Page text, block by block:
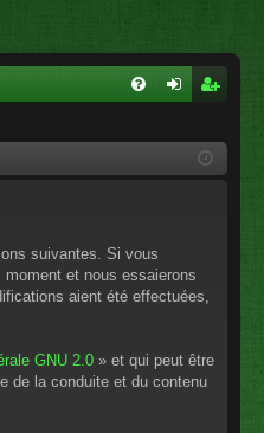
cri
suivantes. Si vous
et nous essaierons
aient été effectuées,
GNU 2.0 » et qui peut être
de la conduite et du contenu